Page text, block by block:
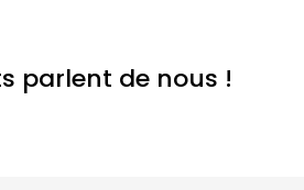
parlent de nous !